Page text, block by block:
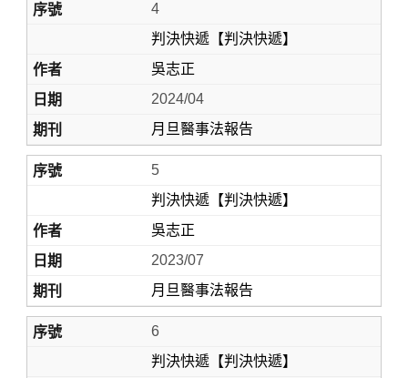
4
判決快遞【判決快遞】
吳志正
2024/04
月旦醫事法報告
5
判決快遞【判決快遞】
吳志正
2023/07
月旦醫事法報告
6
判決快遞【判決快遞】